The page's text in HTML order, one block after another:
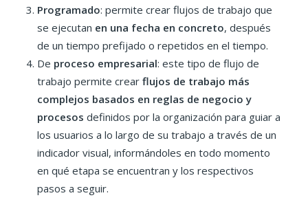
Programado: permite crear flujos de trabajo que
se ejecutan en una fecha en concreto, después
de un tiempo prefijado o repetidos en el tiempo.
De proceso empresarial: este tipo de flujo de
trabajo permite crear flujos de trabajo más
complejos basados en reglas de negocio y
procesos definidos por la organización para guiar a
los usuarios a lo largo de su trabajo a través de un
indicador visual, informándoles en todo momento
en qué etapa se encuentran y los respectivos
pasos a seguir.